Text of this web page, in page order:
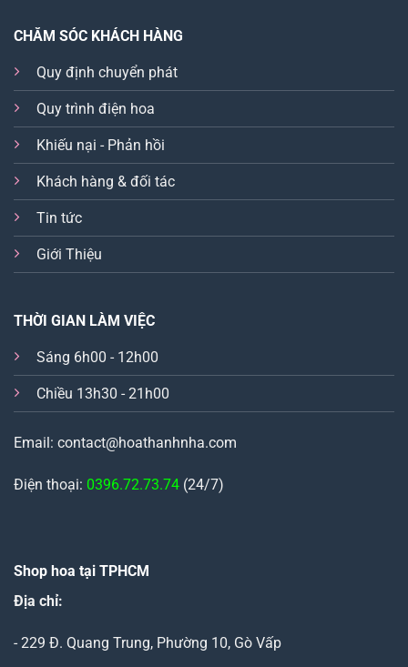
CHĂM SÓC KHÁCH HÀNG
Quy định chuyển phát
Quy trình điện hoa
Khiếu nại - Phản hồi
Khách hàng & đối tác
Tin tức
Giới Thiệu
THỜI GIAN LÀM VIỆC
Sáng 6h00 - 12h00
Chiều 13h30 - 21h00
Email: contact@hoathanhnha.com
Điện thoại: 0396.72.73.74 (24/7)
Shop hoa tại TPHCM
Địa chỉ:
- 229 Đ. Quang Trung, Phường 10, Gò Vấp